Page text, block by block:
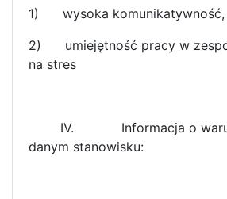
1) wysoka komunikatywność,
2) umiejętność pracy w
na stres
IV. Informacja o
danym stanowisku: